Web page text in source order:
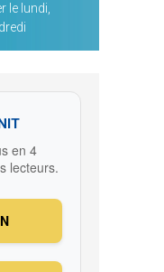
le lundi,
en 4
lecteurs.